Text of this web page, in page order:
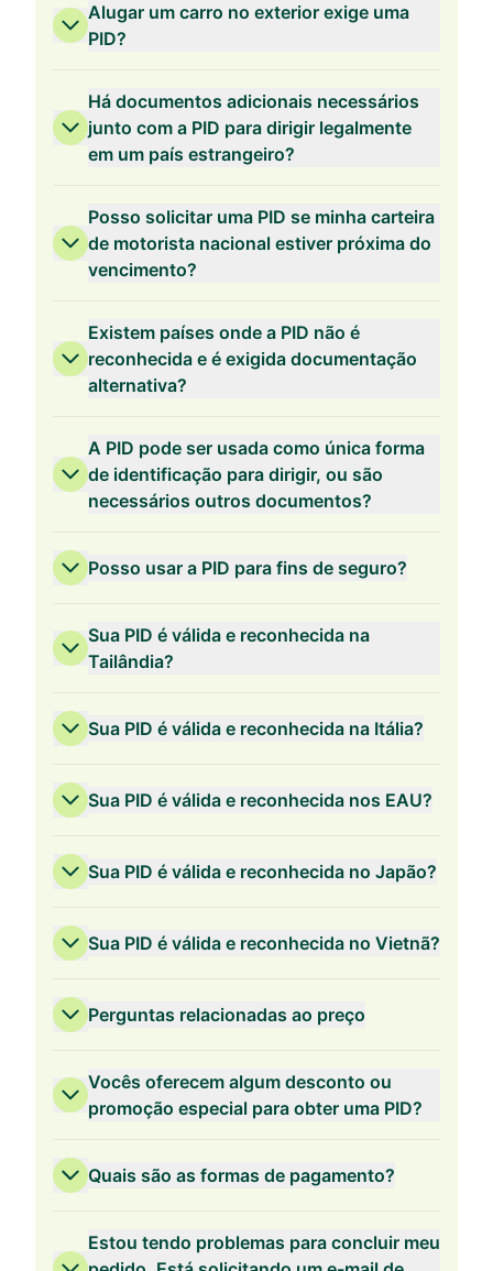
Alugar um carro no exterior exige uma
PID?
Há documentos adicionais necessários
junto com a PID para dirigir legalmente
em um país estrangeiro?
Posso solicitar uma PID se minha carteira
de motorista nacional estiver próxima do
vencimento?
Existem países onde a PID não é
reconhecida e é exigida documentação
alternativa?
A PID pode ser usada como única forma
de identificação para dirigir, ou são
necessários outros documentos?
Posso usar a PID para fins de seguro?
Sua PID é válida e reconhecida na
Tailândia?
Sua PID é válida e reconhecida na Itália?
Sua PID é válida e reconhecida nos EAU?
Sua PID é válida e reconhecida no Japão?
Sua PID é válida e reconhecida no Vietnã?
Perguntas relacionadas ao preço
Validade de 3 anos
Vocês oferecem algum desconto ou
promoção especial para obter uma PID?
Quais são as formas de pagamento?
Estou tendo problemas para concluir meu